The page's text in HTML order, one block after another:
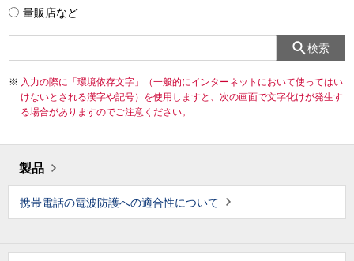
量販店など
検索
入力の際に「環境依存文字」（一般的にインターネットにおいて使ってはい
けないとされる漢字や記号）を使用しますと、次の画面で文字化けが発生す
る場合がありますのでご注意ください。
製品
携帯電話の電波防護への適合性について